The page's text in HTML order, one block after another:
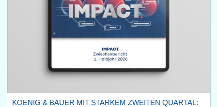
KOENIG & BAUER MIT STARKEM ZWEITEN QUARTAL: